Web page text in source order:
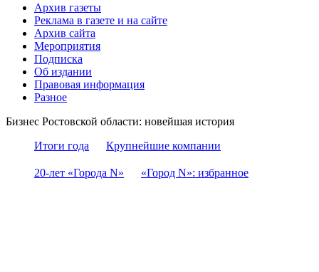
Архив газеты
Реклама в газете и на сайте
Архив сайта
Мероприятия
Подписка
Об издании
Правовая информация
Разное
Бизнес Ростовской области: новейшая история
Итоги года
Крупнейшие компании
20-лет «Города N» «Город N»: избранное